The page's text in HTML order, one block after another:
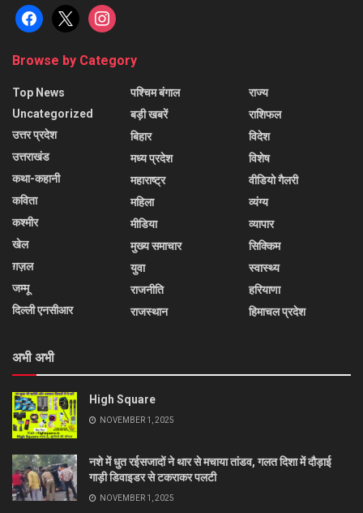
facebook
x instagram
Browse by Category
Top News
Uncategorized
उत्तर प्रदेश
उत्तराखंड
कथा-कहानी
कविता
कश्मीर
खेल
ग़ज़ल
जम्मू
दिल्ली एनसीआर
पश्चिम बंगाल
बड़ी खबरें
बिहार
मध्य प्रदेश
महाराष्ट्र
महिला
मीडिया
मुख्य समाचार
युवा
राजनीति
राजस्थान
राज्य
राशिफल
विदेश
विशेष
वीडियो गैलरी
व्यंग्य
व्यापार
सिक्किम
स्वास्थ्य
हरियाणा
हिमाचल प्रदेश
अभी अभी
High Square
NOVEMBER 1, 2025
नशे में धुत रईसजादों ने थार से मचाया तांडव, गलत दिशा में दौड़ाई
गाड़ी डिवाइडर से टकराकर पलटी
NOVEMBER 1, 2025